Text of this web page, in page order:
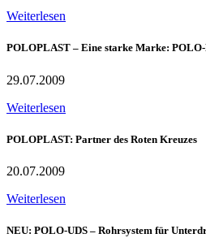
Weiterlesen
POLOPLAST – Eine starke Marke:
29.07.2009
Weiterlesen
POLOPLAST: Partner des Roten Kreuzes
20.07.2009
Weiterlesen
NEU: POLO-UDS – Rohrsystem für